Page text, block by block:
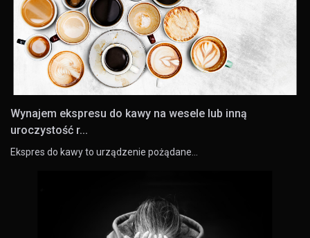
Wynajem ekspresu do kawy na wesele lub inną
uroczystość r...
Ekspres do kawy to urządzenie pożądane…